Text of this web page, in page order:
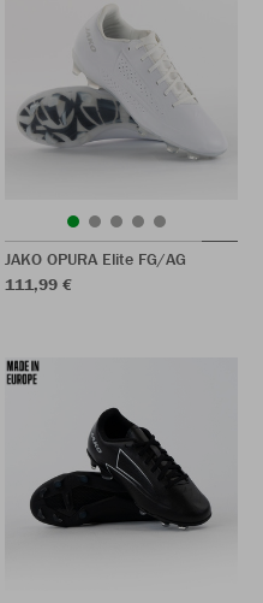
JAKO OPURA Elite FG/AG
111,99 €